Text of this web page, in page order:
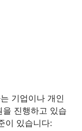
기업이나 개인
진행하고 있습
이 있습니다: